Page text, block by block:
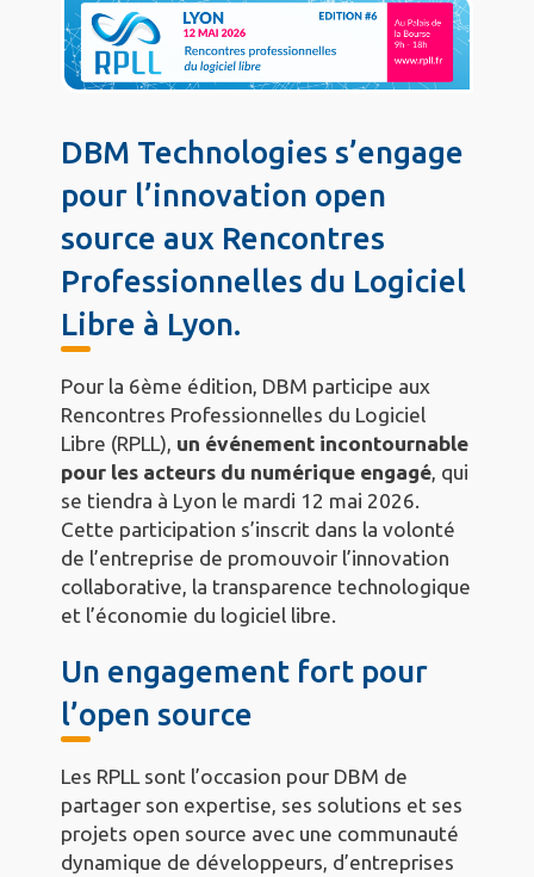
DBM Technologies s’engage
pour l’innovation open
source aux Rencontres
Professionnelles du Logiciel
Libre à Lyon.
Pour la 6ème édition, DBM participe aux
Rencontres Professionnelles du Logiciel
Libre (RPLL), un événement incontournable
pour les acteurs du numérique engagé, qui
se tiendra à Lyon le mardi 12 mai 2026.
Cette participation s’inscrit dans la volonté
de l’entreprise de promouvoir l’innovation
collaborative, la transparence technologique
et l’économie du logiciel libre.
Un engagement fort pour
l’open source
Les RPLL sont l’occasion pour DBM de
partager son expertise, ses solutions et ses
projets open source avec une communauté
dynamique de développeurs, d’entreprises